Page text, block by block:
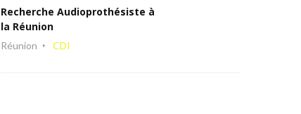
Recherche Audioprothésiste à
la Réunion
Réunion CDI